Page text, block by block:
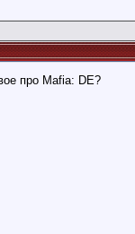
про Mafia: DE?